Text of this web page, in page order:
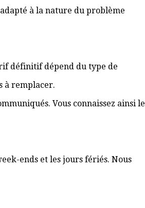
à la nature du problème
définitif dépend du type de
à remplacer.
Vous connaissez ainsi le
ends et les jours fériés. Nous